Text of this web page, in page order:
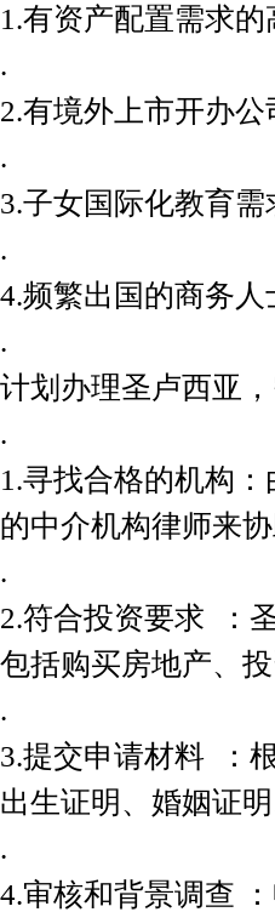
1.有资产配置需求
.
2.有境外上市开办
.
3.子女国际化教育
.
4.频繁出国的商务人
.
计划办理圣卢西亚
.
1.寻找合格的机构
的中介机构律师来协
.
2.符合投资要求 ：
包括购买房地产、
.
3.提交申请材料 ：
出生证明、婚姻证
.
4.审核和背景调查